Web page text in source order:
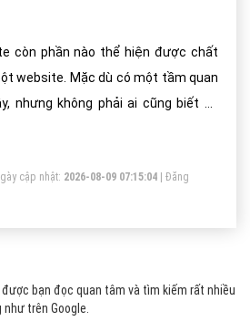
còn phần nào thể hiện được chất
website. Mặc dù có một tầm quan
nhưng không phải ai cũng biết và
cập nhật: 2026-08-09 07:15:04
Đăng
được bạn đọc quan tâm và tìm kiếm rất nhiều
trên Google.